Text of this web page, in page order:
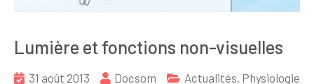
Lumière et fonctions non-visuelles
31 août 2013 Docsom Actualités, Physiologie